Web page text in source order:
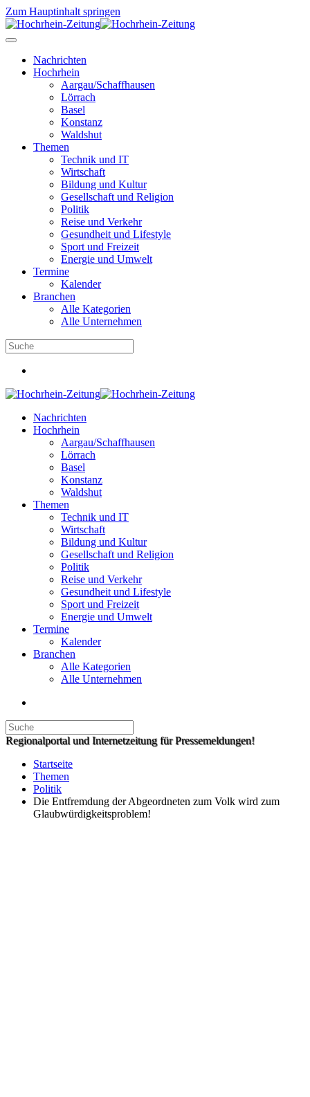
Zum Hauptinhalt springen
Nachrichten
Hochrhein
Aargau/Schaffhausen
Lörrach
Basel
Konstanz
Waldshut
Themen
Technik und IT
Wirtschaft
Bildung und Kultur
Gesellschaft und Religion
Politik
Reise und Verkehr
Gesundheit und Lifestyle
Sport und Freizeit
Energie und Umwelt
Termine
Kalender
Branchen
Alle Kategorien
Alle Unternehmen
Nachrichten
Hochrhein
Aargau/Schaffhausen
Lörrach
Basel
Konstanz
Waldshut
Themen
Technik und IT
Wirtschaft
Bildung und Kultur
Gesellschaft und Religion
Politik
Reise und Verkehr
Gesundheit und Lifestyle
Sport und Freizeit
Energie und Umwelt
Termine
Kalender
Branchen
Alle Kategorien
Alle Unternehmen
Regionalportal und Internetzeitung für Pressemeldungen!
Startseite
Themen
Politik
Die Entfremdung der Abgeordneten zum Volk wird zum
Glaubwürdigkeitsproblem!